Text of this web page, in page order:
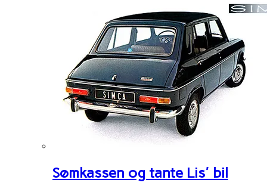
Sømkassen og tante Lis' bil